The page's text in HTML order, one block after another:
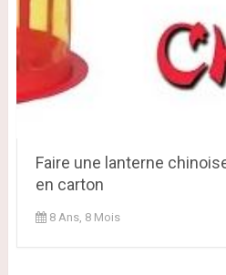
Faire une lanterne
en carton
8 Ans, 8 Mois